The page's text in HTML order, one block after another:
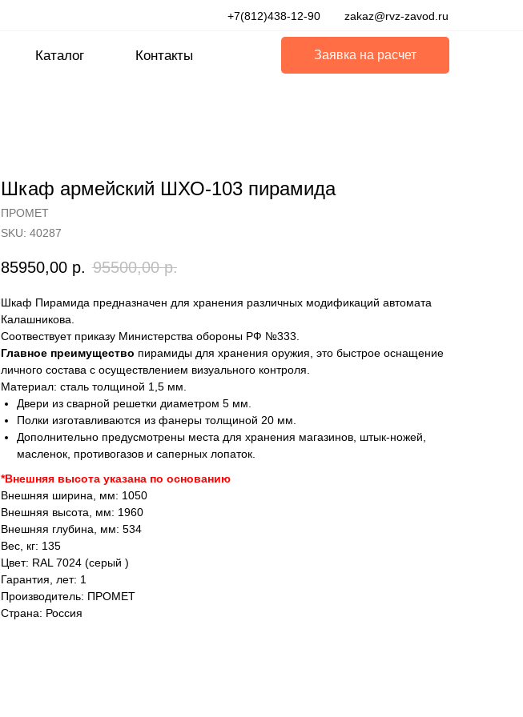
Каталог Контакты
+7(812)438-12-90 zakaz@rvz-zavod.ru
Заявка на расчет
Шкаф армейский ШХО-103 пирамида
ПРОМЕТ
SKU: 40287
85950,00 р. 95500,00 р.
Шкаф Пирамида предназначен для хранения различных модификаций автомата
Калашникова.
Соотвествует приказу Министерства обороны РФ №333.
Главное преимущество пирамиды для хранения оружия, это быстрое оснащение
личного состава с осуществлением визуального контроля.
Материал: сталь толщиной 1,5 мм.
Двери из сварной решетки диаметром 5 мм.
Полки изготавливаются из фанеры толщиной 20 мм.
Дополнительно предусмотрены места для хранения магазинов, штык-ножей,
масленок, противогазов и саперных лопаток.
*Внешняя высота указана по основанию
Внешняя ширина, мм: 1050
Внешняя высота, мм: 1960
Внешняя глубина, мм: 534
Вес, кг: 135
Цвет: RAL 7024 (серый )
Гарантия, лет: 1
Производитель: ПРОМЕТ
Страна: Россия